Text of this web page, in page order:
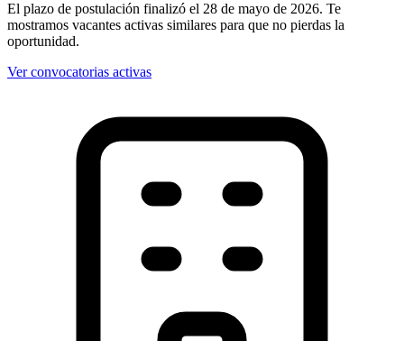
El plazo de postulación finalizó el 28 de mayo de 2026. Te
mostramos vacantes activas similares para que no pierdas la
oportunidad.
Ver convocatorias activas